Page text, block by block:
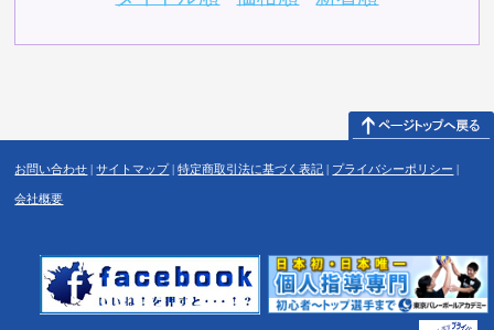
お問い合わせ |サイトマップ|特定商取引法に基づく表記 | プライバシーポリシー |
会社概要